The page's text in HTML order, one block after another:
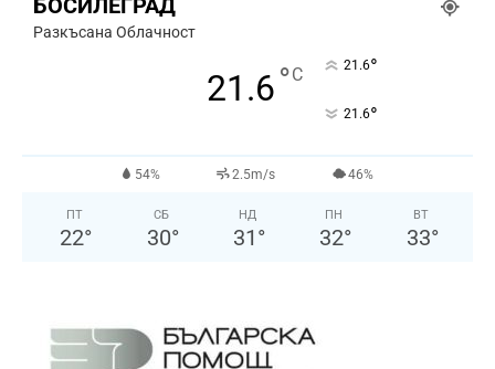
Разкъсана Облачност
21.6°C 21.6°
21.6°
54% 2.5m/s 46%
ПТ
22°
СБ
30°
НД
31 °
ПН
32°
ВТ
33°